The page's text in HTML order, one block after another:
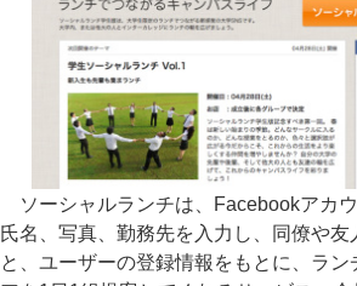
ソーシャルランチは、Facebookアカ
氏名、写真、勤務先を入力し、同僚や友
と、ユーザーの登録情報をもとに、ラ